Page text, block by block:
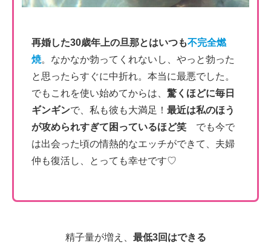
再婚した30歳年上の旦那とはいつも不完全燃
焼。なかなか勃ってくれないし、やっと勃った
と思ったらすぐに中折れ。本当に最悪でした。
でもこれを使い始めてからは、 驚くほどに毎日
ギンギンで、私も彼も大満足！ 最近は私のほう
が攻められすぎて困っているほど笑でも今で
は出会った頃の情熱的なエッチができて、夫婦
仲も復活し、とっても幸せです♡
精子量が増え、 最低3回はできる